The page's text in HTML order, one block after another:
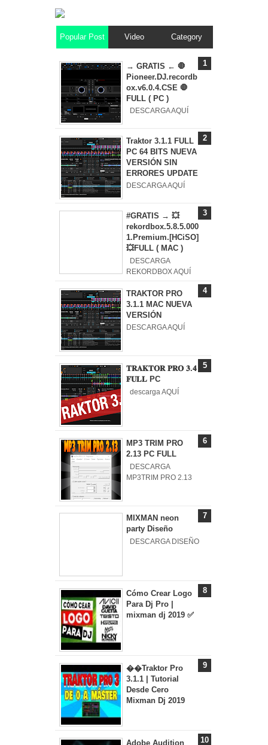
Popular Post Video Category
→ GRATIS ← 🛑
Pioneer.DJ.recordb
ox.v6.0.4.CSE 🛑
FULL ( PC )
DESCARGA AQUÍ
Traktor 3.1.1 FULL
PC 64 BITS NUEVA
VERSIÓN SIN
ERRORES UPDATE
DESCARGA AQUÍ
#GRATIS → 💥
rekordbox.5.8.5.000
1.Premium.[HCiSO]
💥FULL ( MAC )
DESCARGA
REKORDBOX AQUÍ
TRAKTOR PRO
3.1.1 MAC NUEVA
VERSIÓN
DESCARGA AQUÍ
𝐓𝐑𝐀𝐊𝐓𝐎𝐑 𝐏𝐑𝐎 𝟑.𝟒
𝐅𝐔𝐋𝐋 PC
descarga AQUÍ
MP3 TRIM PRO
2.13 PC FULL
DESCARGA
MP3TRIM PRO 2.13
MIXMAN neon
party Diseño
DESCARGA DISEÑO
Cómo Crear Logo
Para Dj Pro |
mixman dj 2019 ✅
��Traktor Pro
3.1.1 | Tutorial
Desde Cero
Mixman Dj 2019
Adobe Audition